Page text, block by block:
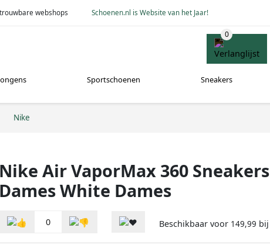
webshops Schoenen.nl is Website van het Jaar!
Sportschoenen Sneakers
Nike
Nike Air VaporMax 360 Sneakers
Dames White Dames
0 Beschikbaar voor 149,99 bij